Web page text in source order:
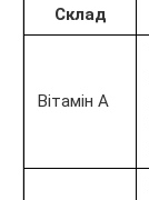
Склад
Вітамін А